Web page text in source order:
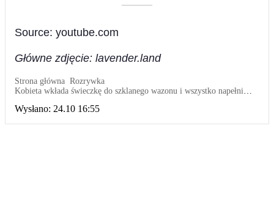
––––––––––
Source: youtube.com
Główne zdjęcie: lavender.land
Strona główna Rozrywka
Kobieta wkłada świeczkę do szklanego wazonu i wszystko napełnia
Wysłano: 24.10 16:55